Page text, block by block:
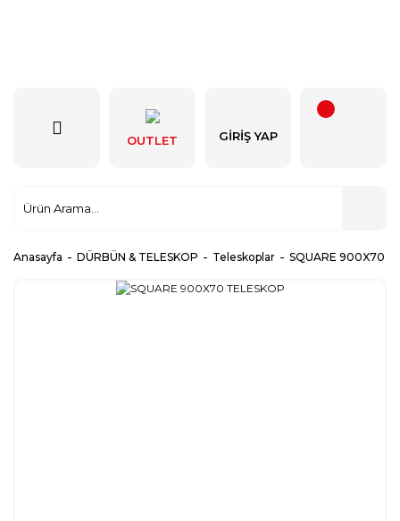
OUTLET GIRIŞ YAP
Anasayfa DÜRBÜN & TELESKOP Teleskoplar SQUARE 900X70